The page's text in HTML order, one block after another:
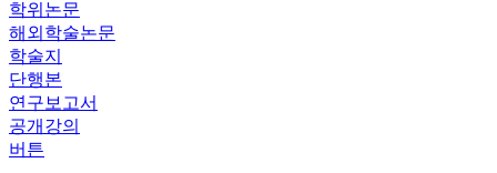
학위논문
해외학술논문
학술지
단행본
연구보고서
공개강의
버튼